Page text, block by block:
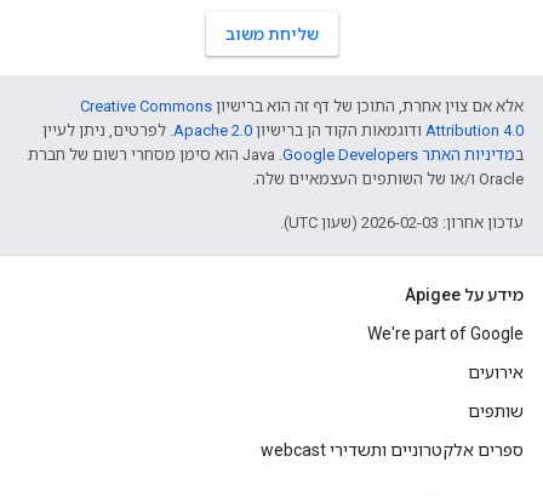
שליחת משוב
אלא אם צוין אחרת, התוכן של דף זה הוא ברישיון Creative Commons
Attribution 4.0 ודוגמאות הקוד הן ברישיון Apache 2.0. לפרטים, ניתן לעיין
במדיניות האתר Google Developers‏
.‏ Java הוא סימן מסחרי רשום של חברת
Oracle ו/או של השותפים העצמאיים שלה.
עדכון אחרון: 2026-02-03 (שעון UTC).
מידע על Apigee
We're part of Google
אירועים
שותפים
ספרים אלקטרוניים ותשדירי webcast